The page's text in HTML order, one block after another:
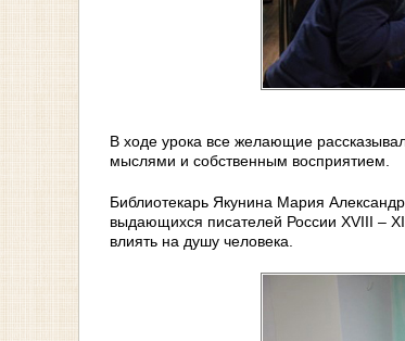
В ходе урока все желающие
мыслями и собственным восприятием.
Библиотекарь Якунина Мария
выдающихся писателей России XVIII –
влиять на душу человека.